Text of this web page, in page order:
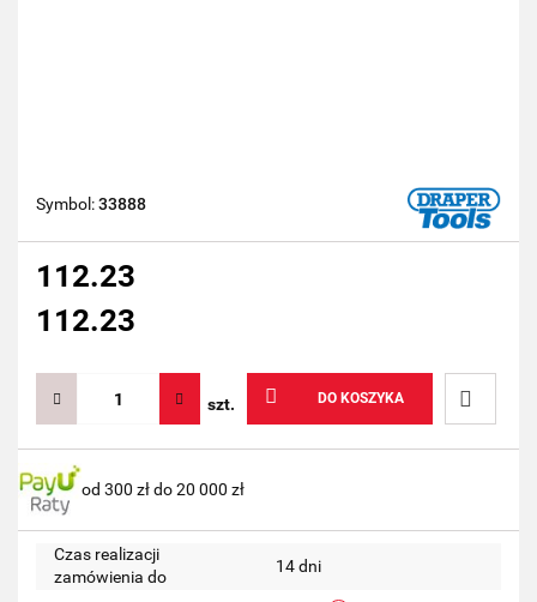
Symbol:33888
112.23
112.23
szt. DO KOSZYKA
Do
od 300 zł do 20 000 zł
Czas realizacji
zamówienia do
14 dni